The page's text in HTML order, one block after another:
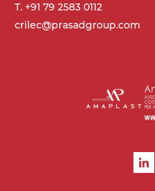
T. +91 79 2583 0112
crilec@prasadgroup.com